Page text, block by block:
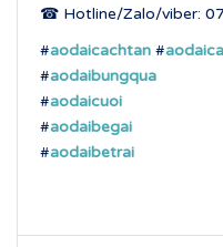
☎ Hotline/Zalo/viber:
#aodaicachtan #
#aodaibungqua
#aodaicuoi
#aodaibegai
#aodaibetrai